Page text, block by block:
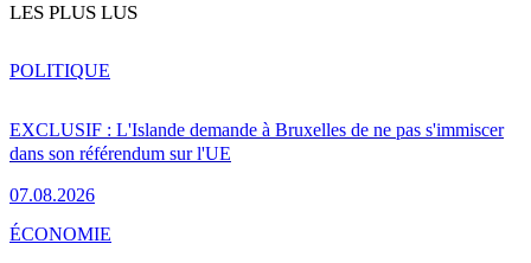
LES PLUS LUS
EXCLUSIF : L'Islande demande à Bruxelles de ne pas s'immiscer
dans son référendum sur l'UE
07.08.2026
POLITIQUE
ÉCONOMIE